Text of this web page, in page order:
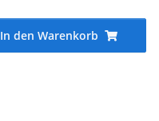
In den Warenkorb